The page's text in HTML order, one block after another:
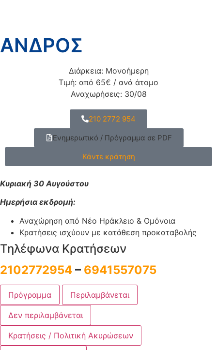
ΑΝΔΡΟΣ
Διάρκεια: Μονοήμερη
Τιμή: από 65€ / ανά άτομο
Αναχωρήσεις: 30/08
210 2772 954
Ενημερωτικό / Πρόγραμμα σε PDF
Κάντε κράτηση
Κυριακή 30 Αυγούστου
Ημερήσια εκδρομή:
Αναχώρηση από Νέο Ηράκλειο & Ομόνοια
Κρατήσεις ισχύουν με κατάθεση προκαταβολής
Τηλέφωνα Κρατήσεων
2102772954 – 6941557075
Πρόγραμμα Περιλαμβάνεται
Δεν περιλαμβάνεται
Κρατήσεις / Πολιτική Ακυρώσεων